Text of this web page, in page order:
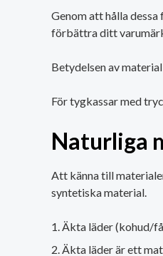
Genom att hålla
förbättra ditt
Betydelsen av
För tygkassar med
Naturliga
Att känna till
syntetiska material.
Äkta läder (kohud/
Äkta läder är ett